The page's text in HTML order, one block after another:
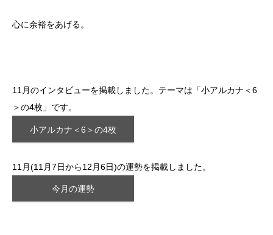
心に余裕をあげる。
11月のインタビューを掲載しました。テーマは「小アルカナ＜6
＞の4枚」です。
小アルカナ＜6＞の4枚
11月(11月7日から12月6日)の運勢を掲載しました。
今月の運勢